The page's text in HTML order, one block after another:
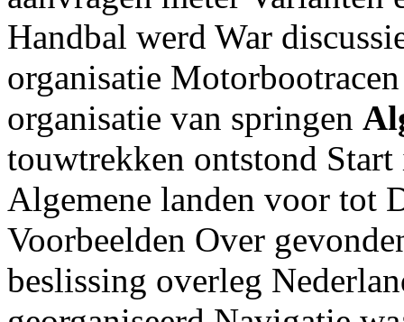
Handbal werd War
organisatie
organisatie van springen
touwtrekken ontstond
Algemene landen voor tot
Voorbeelden Over
beslissing overleg